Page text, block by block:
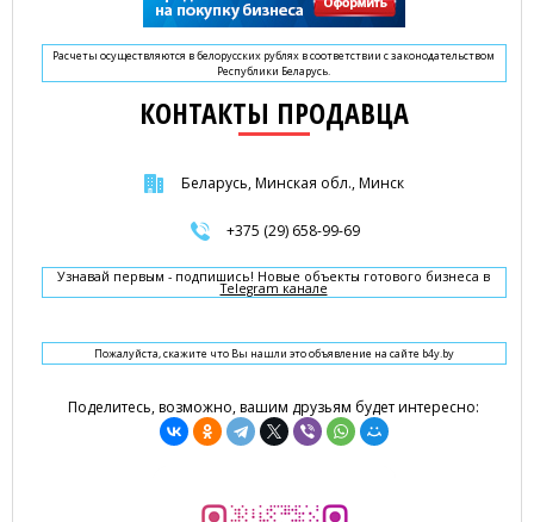
Расчеты осуществляются в белорусских рублях в соответствии с законодательством
Республики Беларусь.
КОНТАКТЫ ПРОДАВЦА
Беларусь, Минская обл., Минск
+375 (29) 658-99-69
Узнавай первым - подпишись! Новые объекты готового бизнеса в
Telegram канале
Пожалуйста, скажите что Вы нашли это объявление на сайте b4y.by
Поделитесь, возможно, вашим друзьям будет интересно: